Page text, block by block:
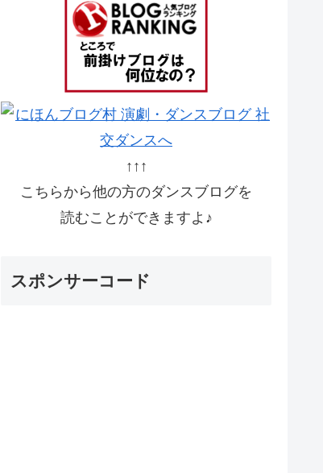
↑↑↑
こちらから他の方のダンスブログを
読むことができますよ♪
スポンサーコード